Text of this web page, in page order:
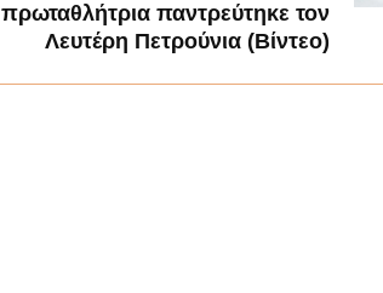
πρωταθλήτρια παντρεύτηκε τον
Λευτέρη Πετρούνια (Βίντεο)